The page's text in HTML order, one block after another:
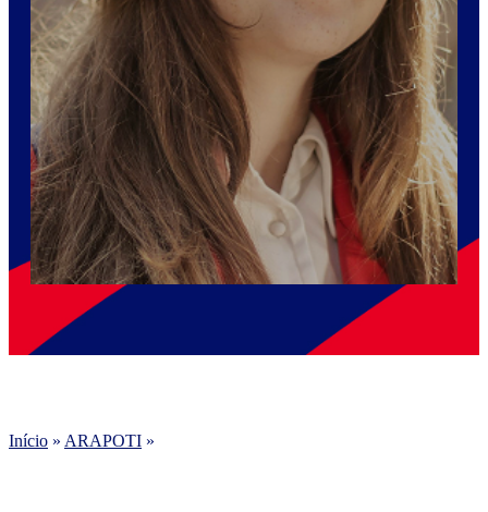
Início » ARAPOTI »